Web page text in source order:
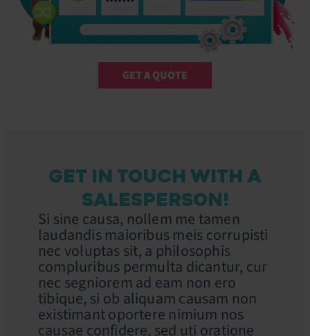
GET A QUOTE
GET IN TOUCH WITH A
SALESPERSON!
Si sine causa, nollem me tamen
laudandis maioribus meis corrupisti
nec voluptas sit, a philosophis
compluribus permulta dicantur, cur
nec segniorem ad eam non ero
tibique, si ob aliquam causam non
existimant oportere nimium nos
causae confidere, sed uti oratione